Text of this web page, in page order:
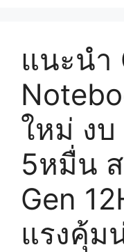
แนะนำ
ใหม่ ง
5หมื่น
Gen
แรงคุ้ม